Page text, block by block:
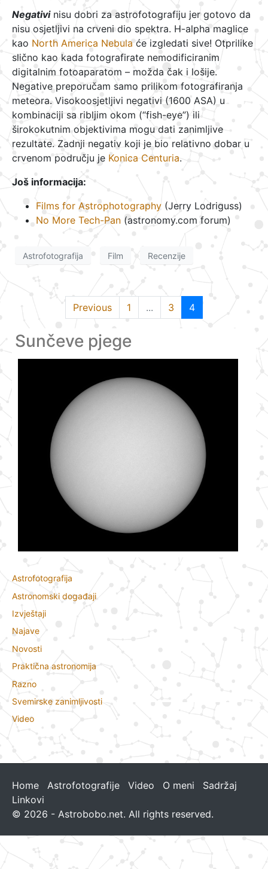
Negativi nisu dobri za astrofotografiju jer gotovo da
nisu osjetljivi na crveni dio spektra. H-alpha maglice
kao North America Nebula će izgledati sive! Otprilike
slično kao kada fotografirate nemodificiranim
digitalnim fotoaparatom – možda čak i lošije.
Negative preporučam samo prilikom fotografiranja
meteora. Visokoosjetljivi negativi (1600 ASA) u
kombinaciji sa ribljim okom (“fish-eye”) ili
širokokutnim objektivima mogu dati zanimljive
rezultate. Zadnji negativ koji je bio relativno dobar u
crvenom području je Konica Centuria.
Još informacija:
Films for Astrophotography (Jerry Lodriguss)
No More Tech-Pan (astronomy.com forum)
Astrofotografija Film Recenzije
Previous 1 ... 3 4
Sunčeve pjege
Astrofotografija
Astronomski događaji
Izvještaji
Najave
Novosti
Praktična astronomija
Razno
Svemirske zanimljivosti
Video
Home Astrofotografije Video O meni
Sadržaj
Linkovi
© 2026 - Astrobobo.net. All rights reserved.